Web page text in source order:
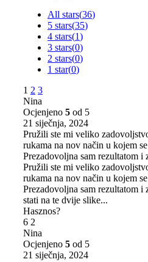
All stars(36)
5 stars(35)
4 stars(1)
3 stars(0)
2 stars(0)
1 star(0)
1 2 3
Nina
Ocjenjeno 5 od 5
21 siječnja, 2024
Pružili ste mi veliko
rukama na nov način u kojem
Prezadovoljna sam rezultatom i
Pružili ste mi veliko
rukama na nov način u kojem
Prezadovoljna sam rezultatom
stati na te dvije slike...
Hasznos?
6 2
Nina
Ocjenjeno 5 od 5
21 siječnja, 2024